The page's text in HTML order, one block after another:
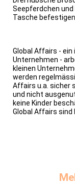
Seepferdchen und
Tasche
Global Affairs - ein
Unternehmen -
kleinen
werden
Affairs u.a. sicher
und nicht
keine Kinder
Global Affairs sind